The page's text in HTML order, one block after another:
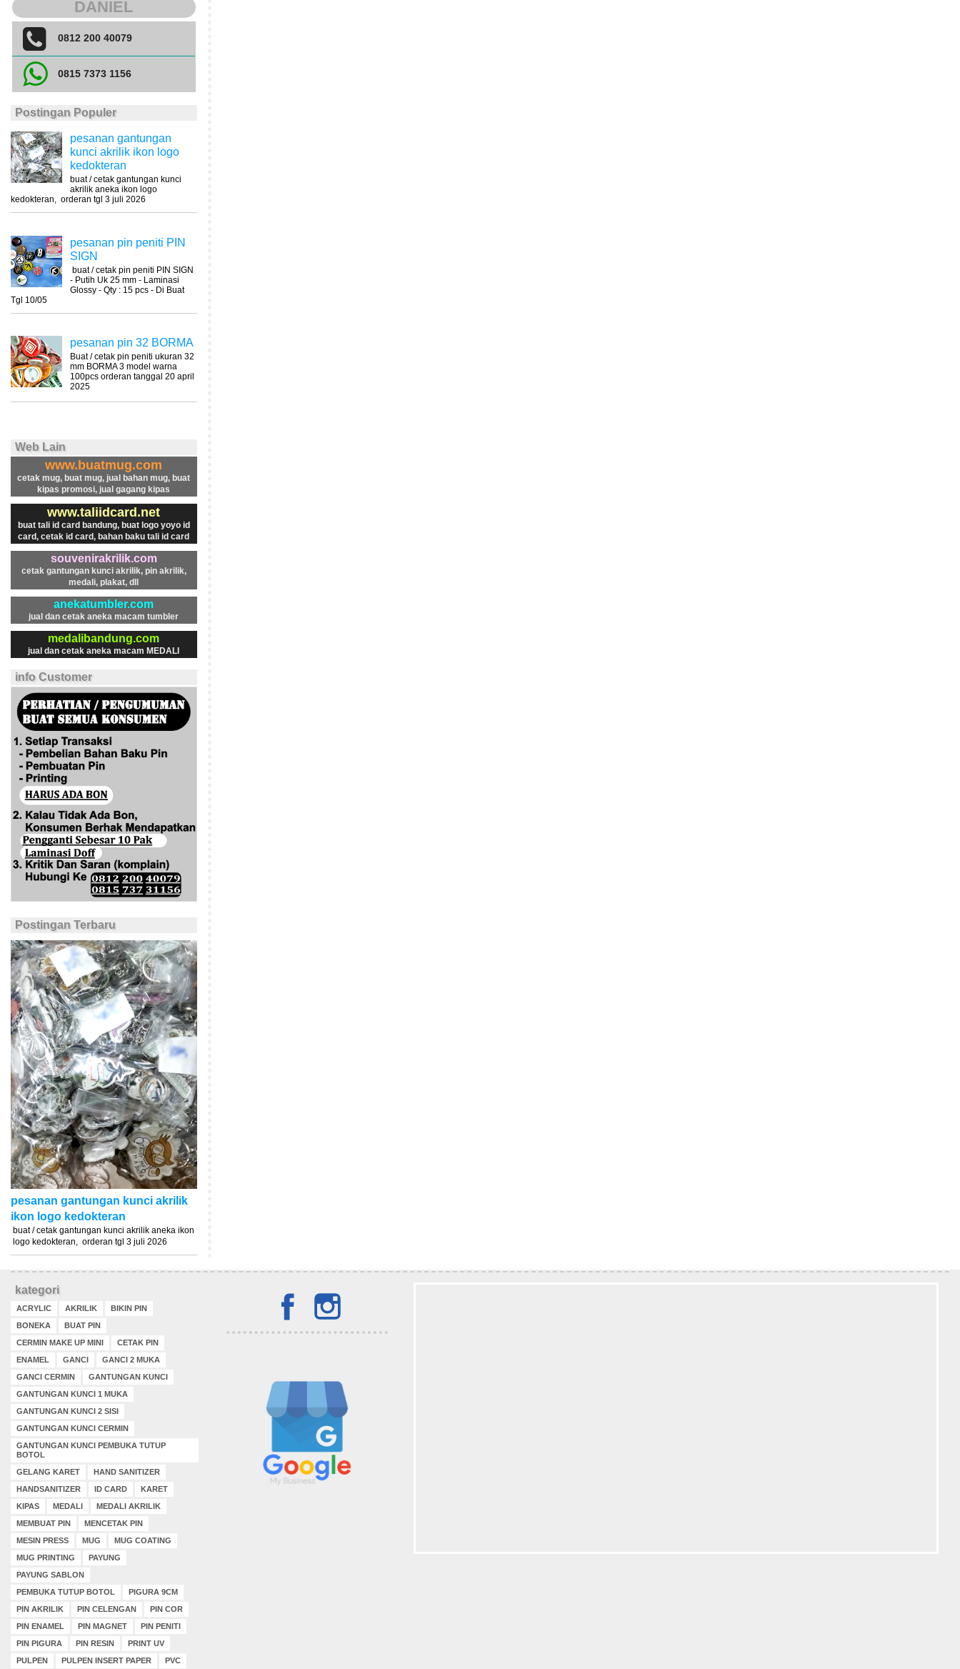
DANIEL
0812 200 40079
0815 7373 1156
Postingan Populer
pesanan gantungan
kunci akrilik ikon logo
kedokteran
buat / cetak gantungan kunci
akrilik aneka ikon logo
kedokteran, orderan tgl 3 juli 2026
pesanan pin peniti PIN
SIGN
buat / cetak pin peniti PIN SIGN
- Putih Uk 25 mm - Laminasi
Glossy - Qty : 15 pcs - Di Buat
Tgl 10/05
pesanan pin 32 BORMA
Buat / cetak pin peniti ukuran 32
mm BORMA 3 model warna
100pcs orderan tanggal 20 april
2025
Web Lain
www.buatmug.com
cetak mug, buat mug, jual bahan mug, buat
kipas promosi, jual gagang kipas
www.taliidcard.net
buat tali id card bandung, buat logo yoyo id
card, cetak id card, bahan baku tali id card
souvenirakrilik.com
cetak gantungan kunci akrilik, pin akrilik,
medali, plakat, dll
anekatumbler.com
jual dan cetak aneka macam tumbler
medalibandung.com
jual dan cetak aneka macam MEDALI
info Customer
Postingan Terbaru
pesanan gantungan kunci akrilik
ikon logo kedokteran
buat / cetak gantungan kunci akrilik aneka ikon
logo kedokteran, orderan tgl 3 juli 2026
kategori
ACRYLIC AKRILIK
BIKIN PIN
BONEKA
BUAT PIN
CERMIN MAKE UP MINI
CETAK PIN
ENAMEL
GANCI
GANCI 2 MUKA
GANCI CERMIN
GANTUNGAN KUNCI
GANTUNGAN KUNCI 1 MUKA
GANTUNGAN KUNCI 2 SISI
GANTUNGAN KUNCI CERMIN
GANTUNGAN KUNCI PEMBUKA TUTUP
BOTOL
GELANG KARET
HAND SANITIZER
HANDSANITIZER
ID CARD
KARET
KIPAS
MEDALI
MEDALI AKRILIK
MEMBUAT PIN
MENCETAK PIN
MESIN PRESS
MUG
MUG COATING
MUG PRINTING
PAYUNG
PAYUNG SABLON
PEMBUKA TUTUP BOTOL
PIGURA 9CM
PIN AKRILIK
PIN CELENGAN
PIN COR
PIN ENAMEL
PIN MAGNET
PIN PENITI
PIN PIGURA
PIN RESIN
PRINT UV
PULPEN
PULPEN INSERT PAPER PVC